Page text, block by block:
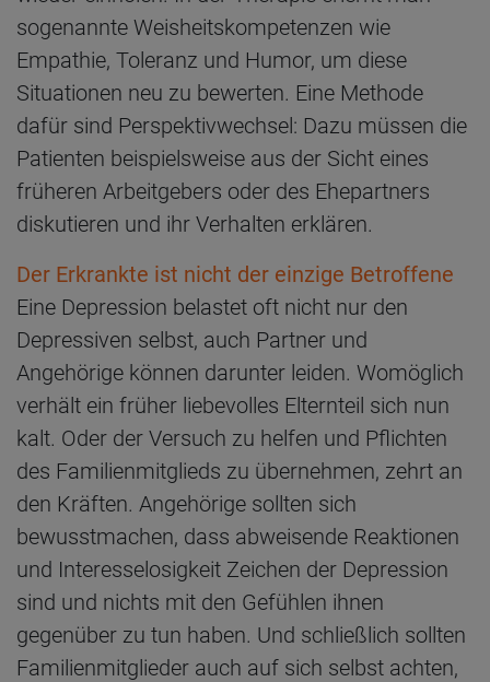
sogenannte Weisheitskompetenzen wie
Empathie, Toleranz und Humor, um diese
Situationen neu zu bewerten. Eine Methode
dafür sind Perspektivwechsel: Dazu müssen die
Patienten beispielsweise aus der Sicht eines
früheren Arbeitgebers oder des Ehepartners
diskutieren und ihr Verhalten erklären.
Der Erkrankte ist nicht der einzige Betroffene
Eine Depression belastet oft nicht nur den
Depressiven selbst, auch Partner und
Angehörige können darunter leiden. Womöglich
verhält ein früher liebevolles Elternteil sich nun
kalt. Oder der Versuch zu helfen und Pflichten
des Familienmitglieds zu übernehmen, zehrt an
den Kräften. Angehörige sollten sich
bewusstmachen, dass abweisende Reaktionen
und Interesselosigkeit Zeichen der Depression
sind und nichts mit den Gefühlen ihnen
gegenüber zu tun haben. Und schließlich sollten
Familienmitglieder auch auf sich selbst achten,